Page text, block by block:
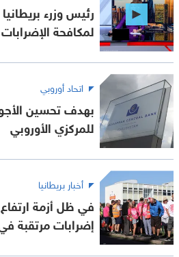
رئيس وزرء
لمكافحة الإضرابات
اتحاد أوروبي
بهدف تحسين
للمركزي الأوروبي
أخبار بريطانيا
في ظل أزمة
إضرابات مرتقبة